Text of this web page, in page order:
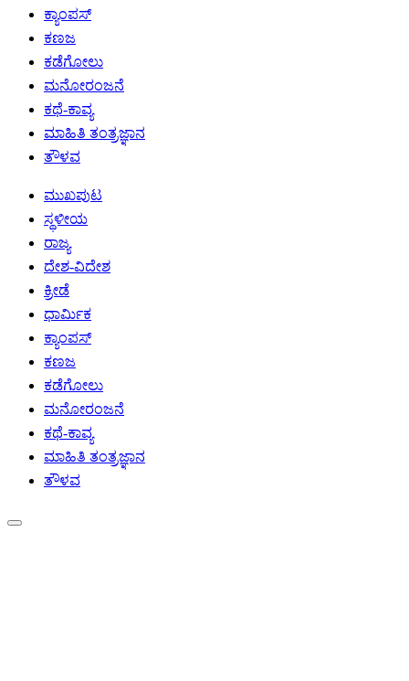
ಕ್ಯಾಂಪಸ್
ಕಣಜ
ಕಡೆಗೋಲು
ಮನೋರಂಜನೆ
ಕಥೆ-ಕಾವ್ಯ
ಮಾಹಿತಿ ತಂತ್ರಜ್ಞಾನ
ತೌಳವ
ಮುಖಪುಟ
ಸ್ಥಳೀಯ
ರಾಜ್ಯ
ದೇಶ-ವಿದೇಶ
ಕ್ರೀಡೆ
ಧಾರ್ಮಿಕ
ಕ್ಯಾಂಪಸ್
ಕಣಜ
ಕಡೆಗೋಲು
ಮನೋರಂಜನೆ
ಕಥೆ-ಕಾವ್ಯ
ಮಾಹಿತಿ ತಂತ್ರಜ್ಞಾನ
ತೌಳವ